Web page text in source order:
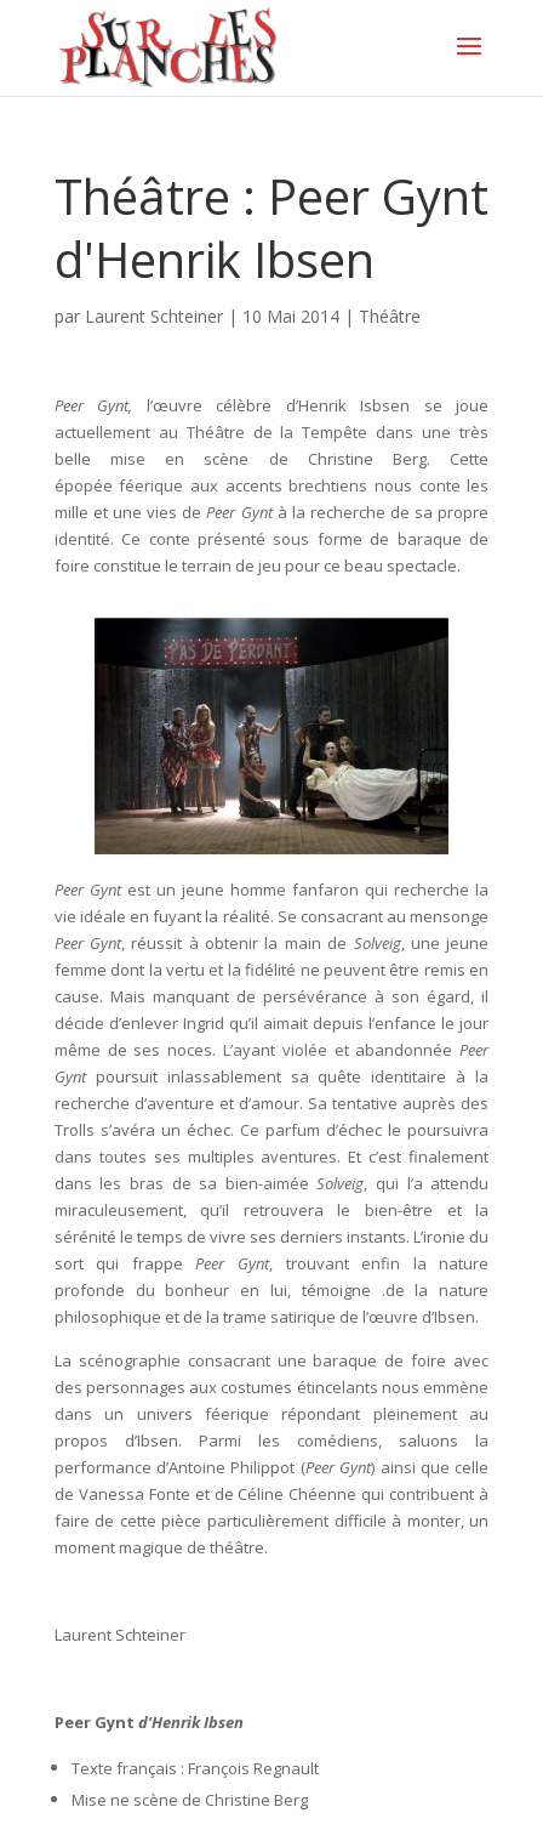
Théâtre : Peer Gynt
d'Henrik Ibsen
par Laurent Schteiner| 10 Mai 2014| Théâtre
Peer Gynt, l’œuvre célèbre d’Henrik Isbsen se joue
actuellement au Théâtre de la Tempête dans une très
belle mise en scène de Christine Berg. Cette
épopée féerique aux accents brechtiens nous conte les
mille et une vies dePeer Gyntà la recherche de sa propre
identité. Ce conte présenté sous forme de baraque de
foire constitue le terrain de jeu pour ce beau spectacle.
Peer Gyntest un jeune homme fanfaron qui recherche la
vie idéale en fuyant la réalité. Se consacrant au mensonge
Peer Gynt, réussit à obtenir la main de Solveig, une jeune
femme dont la vertu et la fidélité ne peuvent être remis en
cause. Mais manquant de persévérance à son égard, il
décide d’enlever Ingrid qu’il aimait depuis l’enfance le jour
même de ses noces. L’ayant violée et abandonnéePeer
Gyntpoursuit inlassablement sa quête identitaire à la
recherche d’aventure et d’amour. Sa tentative auprès des
Trolls s’avéra un échec. Ce parfum d’échec le poursuivra
dans toutes ses multiples aventures. Et c’est finalement
dans les bras de sa bien-aiméeSolveig, qui l’a attendu
miraculeusement, qu’il retrouvera le bien-être et la
sérénité le temps de vivre ses derniers instants. L’ironie du
sort qui frappePeer Gynt, trouvant enfin la nature
profonde du bonheur en lui, témoigne .de la nature
philosophique et de la trame satirique de l’œuvre d’Ibsen.
La scénographie consacrant une baraque de foire avec
des personnages aux costumes étincelants nous emmène
dans un univers féerique répondant pleinement au
propos d’Ibsen. Parmi les comédiens, saluons la
performance d’Antoine Philippot (Peer Gynt) ainsi que celle
de Vanessa Fonte et de Céline Chéenne qui contribuent à
faire de cette pièce particulièrement difficile à monter, un
moment magique de théâtre.
Laurent Schteiner
Peer Gynt d’Henrik Ibsen
Texte français : François Regnault
Mise ne scène de Christine Berg